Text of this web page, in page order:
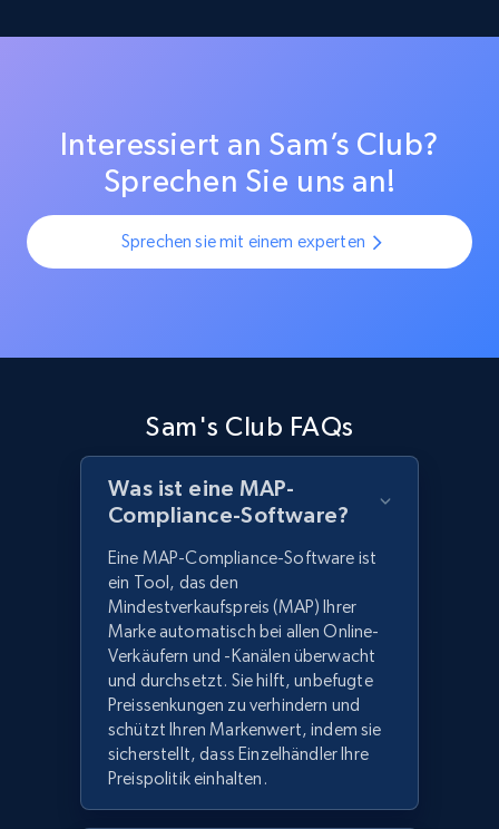
Interessiert an Sam’s Club?
Sprechen Sie uns an!
Sprechen sie mit einem experten
Sam's Club FAQs
Was ist eine MAP-
Compliance-Software?
Eine MAP-Compliance-Software ist
ein Tool, das den
Mindestverkaufspreis (MAP) Ihrer
Marke automatisch bei allen Online-
Verkäufern und -Kanälen überwacht
und durchsetzt. Sie hilft, unbefugte
Preissenkungen zu verhindern und
schützt Ihren Markenwert, indem sie
sicherstellt, dass Einzelhändler Ihre
Preispolitik einhalten.